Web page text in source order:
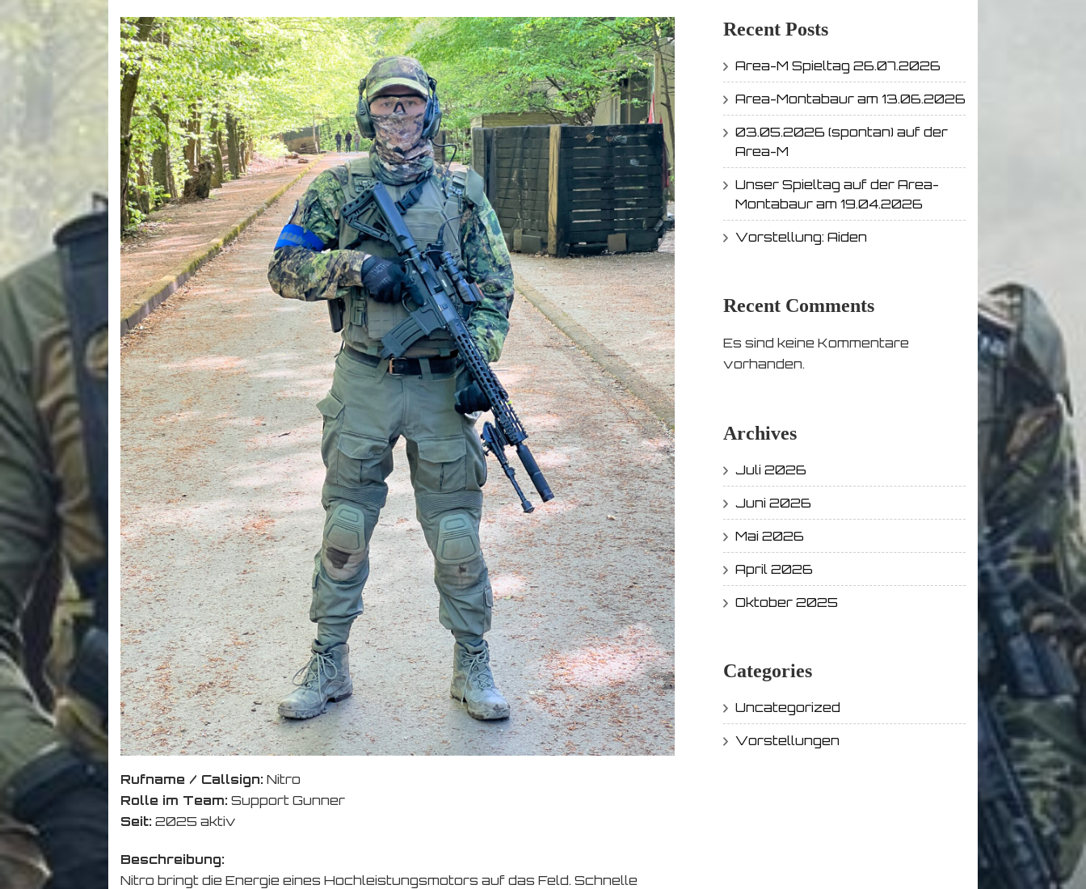
Rufname / Callsign: Nitro
Rolle im Team: Support Gunner
Seit: 2025 aktiv
Beschreibung:
Nitro bringt die Energie eines Hochleistungsmotors auf das Feld. Schnelle
Recent Posts
Area-M Spieltag 26.07.2026
Area-Montabaur am 13.06.2026
03.05.2026 (spontan) auf der
Area-M
Unser Spieltag auf der Area-
Montabaur am 19.04.2026
Vorstellung: Aiden
Recent Comments
Es sind keine Kommentare
vorhanden.
Archives
Juli 2026
Juni 2026
Mai 2026
April 2026
Oktober 2025
Categories
Uncategorized
Vorstellungen